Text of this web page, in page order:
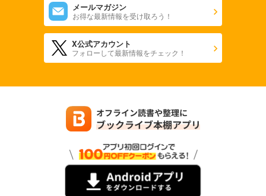
メールマガジン
お得な最新情報を受け取ろう！
X公式アカウント
フォローして最新情報をチェック！